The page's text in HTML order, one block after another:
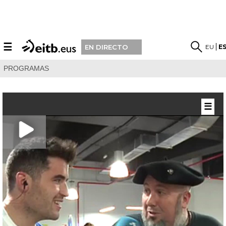
☰ EN DIRECTO EU
PROGRAMAS
☰